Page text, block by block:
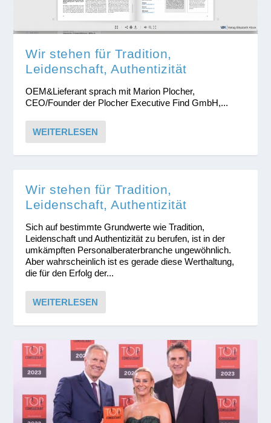
Wir stehen für Tradition,
Leidenschaft, Authentizität
OEM&Lieferant sprach mit Marion Plocher,
CEO/Founder der Plocher Executive Find GmbH,...
WEITERLESEN
Wir stehen für Tradition,
Leidenschaft, Authentizität
Sich auf bestimmte Grundwerte wie Tradition,
Leidenschaft und Authentizität zu berufen, ist in der
umkämpften Personalberaterbranche ungewöhnlich.
Aber wahrscheinlich ist es gerade diese Werthaltung,
die für den Erfolg der...
WEITERLESEN